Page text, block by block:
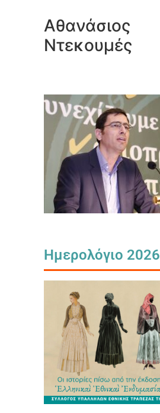
Αθανάσιος
Ντεκουμές
Ημερολόγιο 2026